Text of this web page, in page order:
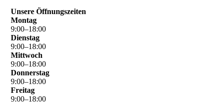
Unsere Öffnungszeiten
Montag
9:00–18:00
Dienstag
9:00–18:00
Mittwoch
9:00–18:00
Donnerstag
9:00–18:00
Freitag
9:00–18:00